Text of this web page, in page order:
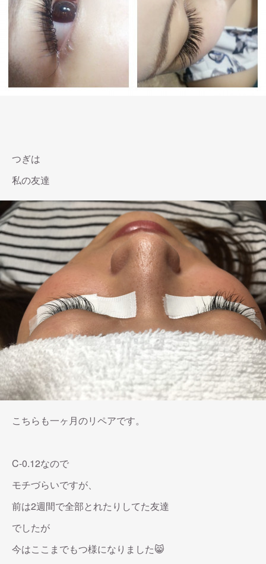
つぎは
私の友達
こちらも一ヶ月のリペアです。
C-0.12なので
モチづらいですが、
前は2週間で全部とれたりしてた友達
でしたが
今はここまでもつ様になりました😸